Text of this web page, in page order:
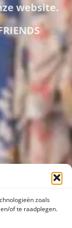
zoals
of te raadplegen.
website.